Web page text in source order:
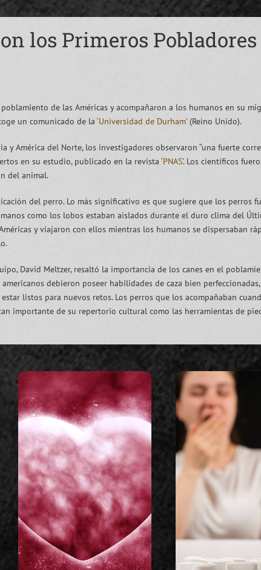
los Primeros Pobladores
de las Américas y acompañaron a los humanos en su
un comunicado de la ‘Universidad de Durham’(Reino Unido).
y América del Norte, los investigadores observaron “una fuerte
en su estudio, publicado en la revista ‘PNAS’. Los científicos
del animal.
del perro. Lo más significativo es que sugiere que los perros
como los lobos estaban aislados durante el duro clima del
y viajaron con ellos mientras los humanos se dispersaban
David Meltzer, resaltó la importancia de los canes en el
debieron poseer habilidades de caza bien
listos para nuevos retos. Los perros que los acompañaban
importante de su repertorio cultural como las herramientas de